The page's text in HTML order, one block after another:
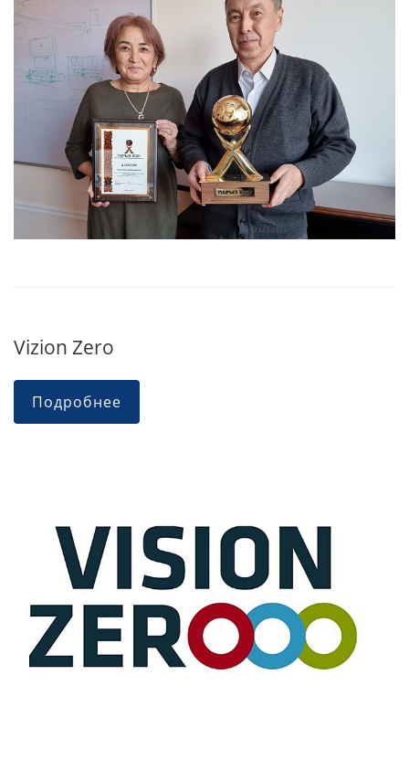
Vizion Zero
Подробнее